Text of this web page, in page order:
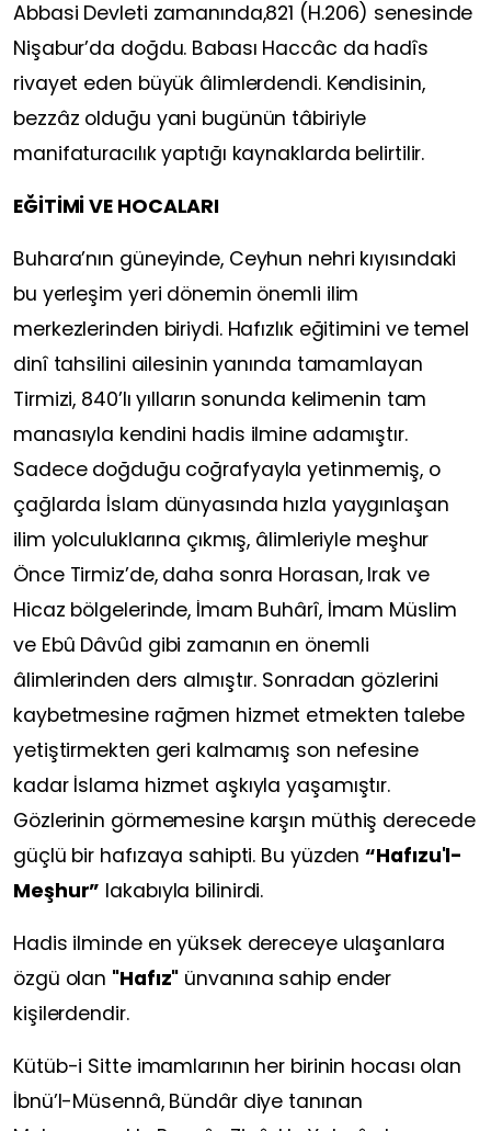
Abbasi Devleti zamanında,821 (H.206) senesinde
Nişabur’da doğdu. Babası Haccâc da hadîs
rivayet eden büyük âlimlerdendi. Kendisinin,
bezzâz olduğu yani bugünün tâbiriyle
manifaturacılık yaptığı kaynaklarda belirtilir.
EĞİTİMİ VE HOCALARI
Buhara’nın güneyinde, Ceyhun nehri kıyısındaki
bu yerleşim yeri dönemin önemli ilim
merkezlerinden biriydi. Hafızlık eğitimini ve temel
dinî tahsilini ailesinin yanında tamamlayan
Tirmizi, 840’lı yılların sonunda kelimenin tam
manasıyla kendini hadis ilmine adamıştır.
Sadece doğduğu coğrafyayla yetinmemiş, o
çağlarda İslam dünyasında hızla yaygınlaşan
ilim yolculuklarına çıkmış, âlimleriyle meşhur
Önce Tirmiz’de, daha sonra Horasan, Irak ve
Hicaz bölgelerinde, İmam Buhârî, İmam Müslim
ve Ebû Dâvûd gibi zamanın en önemli
âlimlerinden ders almıştır. Sonradan gözlerini
kaybetmesine rağmen hizmet etmekten talebe
yetiştirmekten geri kalmamış son nefesine
kadar İslama hizmet aşkıyla yaşamıştır.
Gözlerinin görmemesine karşın müthiş derecede
güçlü bir hafızaya sahipti. Bu yüzden“Hafızu'l-
Meşhur” lakabıyla bilinirdi.
Hadis ilminde en yüksek dereceye ulaşanlara
özgü olan "Hafız" ünvanına sahip ender
kişilerdendir.
Kütüb-i Sitte imamlarının her birinin hocası olan
İbnü’l-Müsennâ, Bündâr diye tanınan